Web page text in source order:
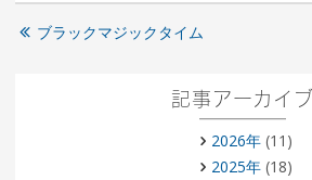
ブラックマジックタイム
記事アーカイブ
2026年(11)
2025年(18)